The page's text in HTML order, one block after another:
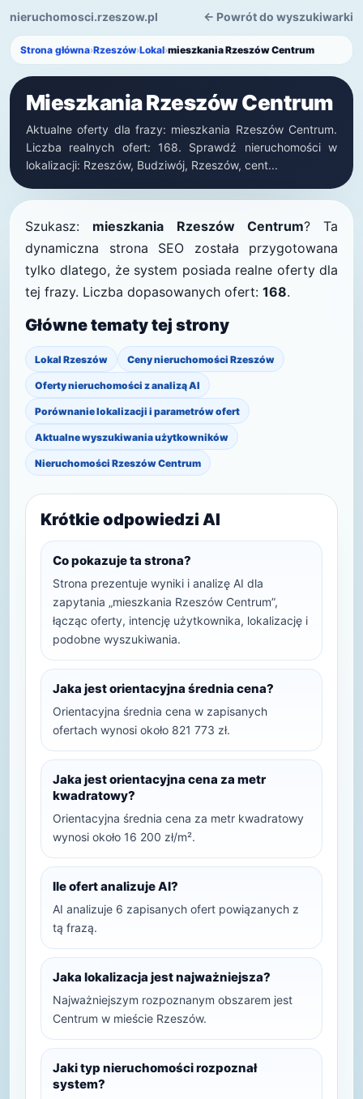
nieruchomosci.rzeszow.pl ← Powrót do wyszukiwarki
Strona główna›Rzeszów›Lokal›mieszkania Rzeszów Centrum
Mieszkania Rzeszów Centrum
Aktualne oferty dla frazy: mieszkania Rzeszów Centrum.
Liczba realnych ofert: 168. Sprawdź nieruchomości w
lokalizacji: Rzeszów, Budziwój, Rzeszów, cent...
Szukasz: mieszkania Rzeszów Centrum? Ta
dynamiczna strona SEO została przygotowana
tylko dlatego, że system posiada realne oferty dla
tej frazy. Liczba dopasowanych ofert: 168.
Główne tematy tej strony
Lokal Rzeszów Ceny nieruchomości Rzeszów
Oferty nieruchomości z analizą AI
Porównanie lokalizacji i parametrów ofert
Aktualne wyszukiwania użytkowników
Nieruchomości Rzeszów Centrum
Krótkie odpowiedzi AI
Co pokazuje ta strona?
Strona prezentuje wyniki i analizę AI dla
zapytania „mieszkania Rzeszów Centrum”,
łącząc oferty, intencję użytkownika, lokalizację i
podobne wyszukiwania.
Jaka jest orientacyjna średnia cena?
Orientacyjna średnia cena w zapisanych
ofertach wynosi około 821 773 zł.
Jaka jest orientacyjna cena za metr
kwadratowy?
Orientacyjna średnia cena za metr kwadratowy
wynosi około 16 200 zł/m².
Ile ofert analizuje AI?
AI analizuje 6 zapisanych ofert powiązanych z
tą frazą.
Jaka lokalizacja jest najważniejsza?
Najważniejszym rozpoznanym obszarem jest
Centrum w mieście Rzeszów.
Jaki typ nieruchomości rozpoznał
system?